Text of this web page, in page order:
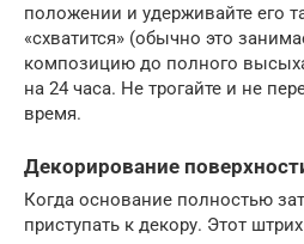
положении и удерживайте его
«схватится» (обычно это
композицию до полного
на 24 часа. Не трогайте и не
время.
Декорирование
Когда основание полностью
приступать к декору. Этот